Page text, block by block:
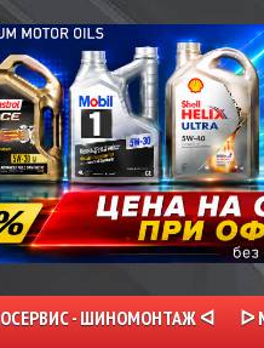
- ШИНОМОНТАЖ ᐊ ᐅ